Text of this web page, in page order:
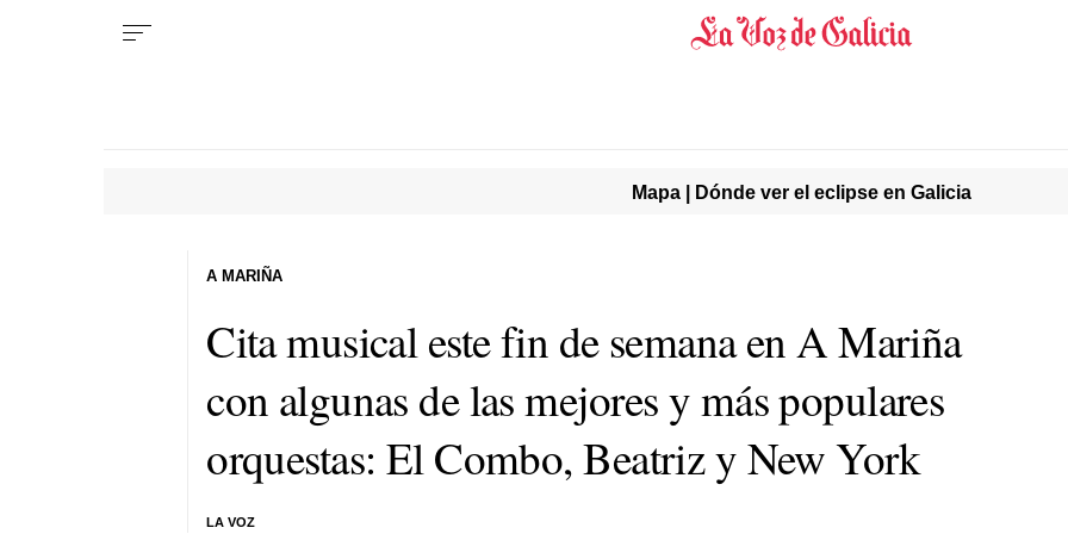
Mapa | Dónde ver el eclipse en Galicia
Cita musical este fin de semana en A Mariña
con algunas de las mejores y más populares
orquestas: El Combo, Beatriz y New York
LA VOZ
A MARIÑA